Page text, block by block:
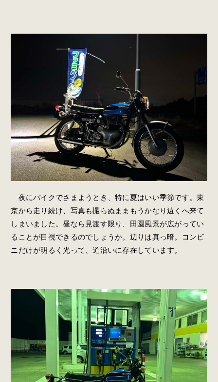
夜にバイクでさまようとき、特に夏はいい季節です。東
京から走り続け、写真も撮らぬままもうかなり遠くへ来て
しまいました。昼なら見渡す限り、田園風景が広がってい
ることが目視できるのでしょうか。辺りは真っ暗。コンビ
ニだけが明るく光って、道沿いに存在しています。